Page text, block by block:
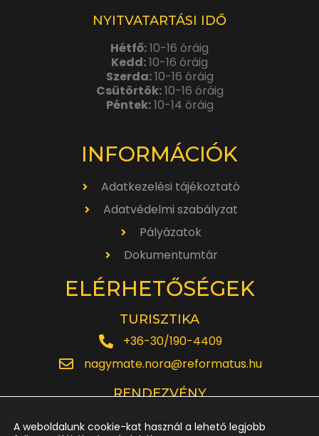
NYITVATARTÁSI IDŐ
Hétfő:10-16 óráig
Kedd:10-16 óráig
Szerda:10-16 óráig
Csütörtök:10-16 óráig
Péntek:10-14 óráig
INFORMÁCIÓK
Adatkezelési tájékoztató
Adatvédelmi szabályzat
Pályázatok
Dokumentumtár
ELÉRHETŐSÉGEK
TURISZTIKA
+36-30/190-4409
nagymate.nora@reformatus.hu
RENDEZVÉNY
A weboldalunk cookie-kat használ a lehető legjobb